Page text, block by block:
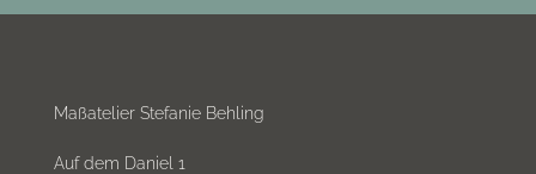
Maßatelier Stefanie Behling
Auf dem Daniel 1